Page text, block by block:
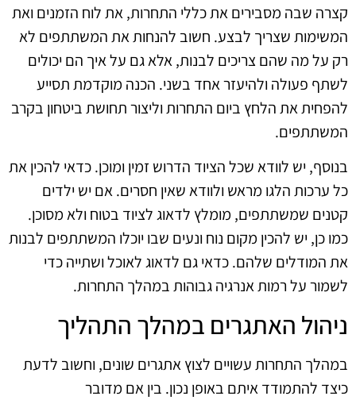
קצרה שבה מסבירים את כללי התחרות, את לוח הזמנים ואת
המשימות שצריך לבצע. חשוב להנחות את המשתתפים לא
רק על מה שהם צריכים לבנות, אלא גם על איך הם יכולים
לשתף פעולה ולהיעזר אחד בשני. הכנה מוקדמת תסייע
להפחית את הלחץ ביום התחרות וליצור תחושת ביטחון בקרב
המשתתפים.
בנוסף, יש לוודא שכל הציוד הדרוש זמין ומוכן. כדאי להכין את
כל ערכות הלגו מראש ולוודא שאין חסרים. אם יש ילדים
קטנים שמשתתפים, מומלץ לדאוג לציוד בטוח ולא מסוכן.
כמו כן, יש להכין מקום נוח ונעים שבו יוכלו המשתתפים לבנות
את המודלים שלהם. כדאי גם לדאוג לאוכל ושתייה כדי
לשמור על רמות אנרגיה גבוהות במהלך התחרות.
ניהול האתגרים במהלך התהליך
במהלך התחרות עשויים לצוץ אתגרים שונים, וחשוב לדעת
כיצד להתמודד איתם באופן נכון. בין אם מדובר